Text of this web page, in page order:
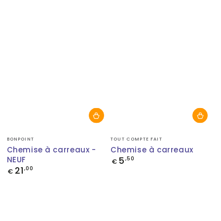
Fournisseur:
BONPOINT
Chemise à carreaux -
NEUF
Prix
€ 21 ,00
Fournisseur:
TOUT COMPTE FAIT
Chemise à carreaux
Prix
€ 5 ,50